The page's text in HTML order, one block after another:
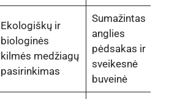
Ekologiškų ir
biologinės
kilmės medžiagų
pasirinkimas
Sumažintas
anglies
pėdsakas ir
sveikesnė
buveinė